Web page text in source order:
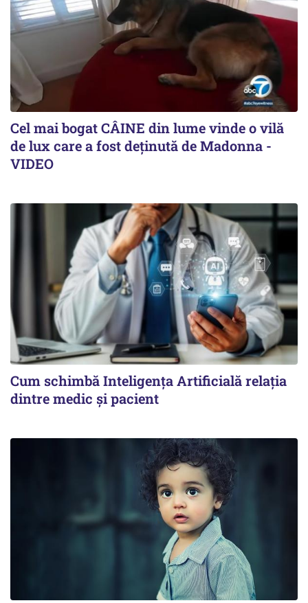
Cel mai bogat CÂINE din lume vinde o vilă
de lux care a fost deținută de Madonna -
VIDEO
Cum schimbă Inteligența Artificială relația
dintre medic și pacient